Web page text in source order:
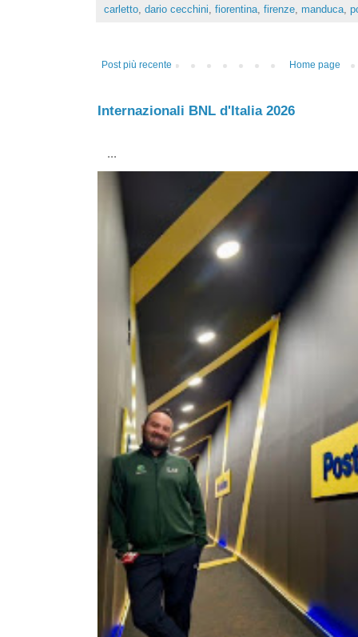
carletto, dario cecchini, fiorentina, firenze, manduca,
Post più recente Home page
Internazionali BNL d'Italia 2026
...